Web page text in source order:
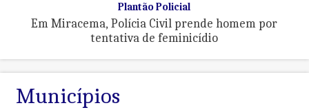
Plantão Policial
Em Miracema, Polícia Civil prende homem por
tentativa de feminicídio
Municípios